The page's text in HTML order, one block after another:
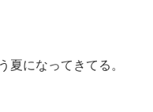
夏になってきてる。